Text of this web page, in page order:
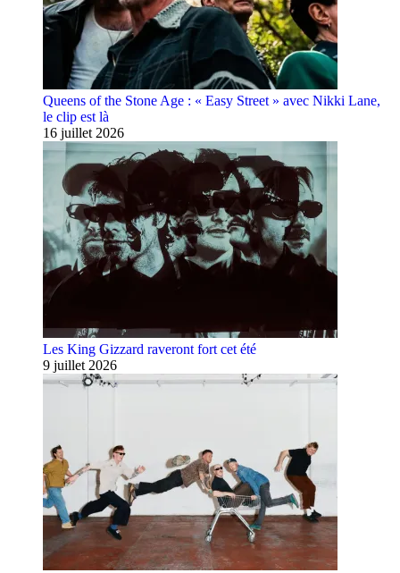
Queens of the Stone Age : « Easy Street » avec Nikki Lane,
le clip est là
16 juillet 2026
Les King Gizzard raveront fort cet été
9 juillet 2026